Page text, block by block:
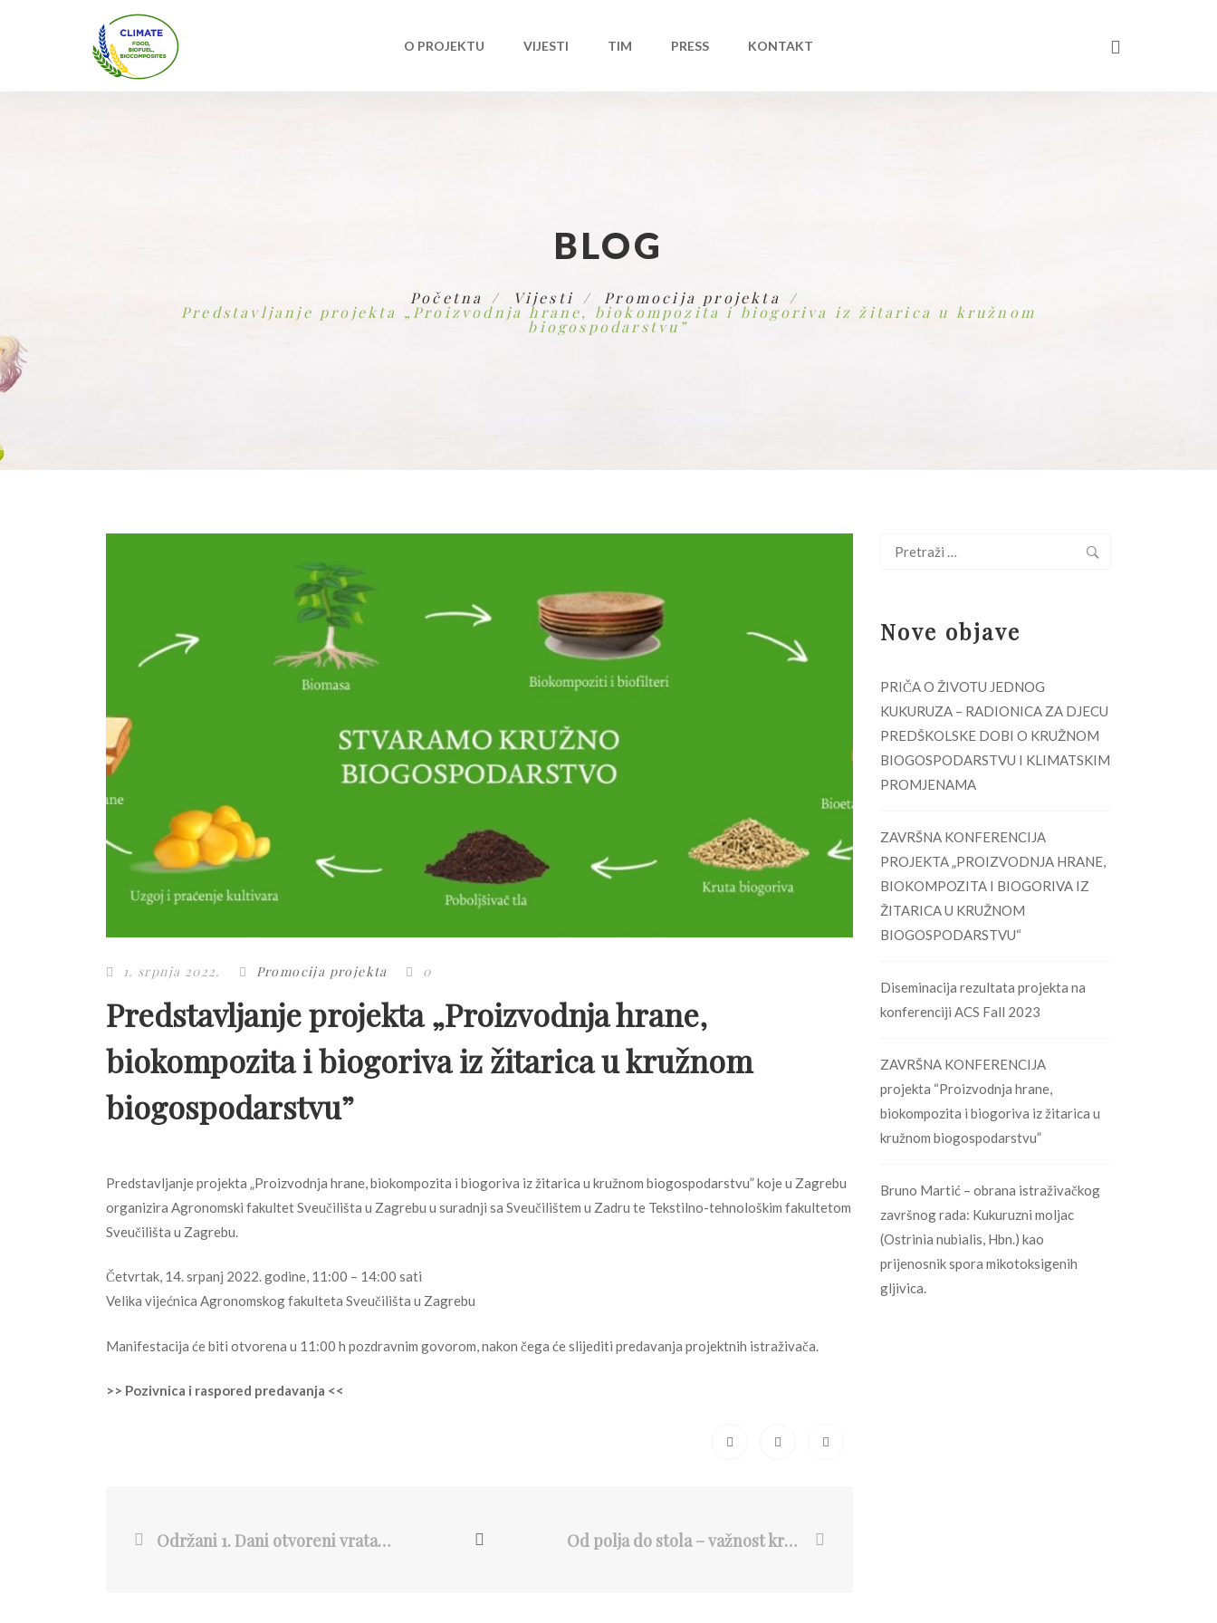
O PROJEKTU VIJESTI TIM PRESS KONTAKT
BLOG
Početna Vijesti Promocija projekta
Predstavljanje projekta „Proizvodnja hrane, biokompozita i biogoriva iz žitarica u kružnom
biogospodarstvu”
1. srpnja 2022. Promocija projekta 0
Predstavljanje projekta „Proizvodnja hrane,
biokompozita i biogoriva iz žitarica u kružnom
biogospodarstvu”
Predstavljanje projekta „Proizvodnja hrane, biokompozita i biogoriva iz žitarica u kružnom biogospodarstvu” koje u Zagrebu
organizira Agronomski fakultet Sveučilišta u Zagrebu u suradnji sa Sveučilištem u Zadru te Tekstilno-tehnološkim fakultetom
Sveučilišta u Zagrebu.
Četvrtak, 14. srpanj 2022. godine, 11:00 – 14:00 sati
Velika vijećnica Agronomskog fakulteta Sveučilišta u Zagrebu
Manifestacija će biti otvorena u 11:00 h pozdravnim govorom, nakon čega će slijediti predavanja projektnih istraživača.
>> Pozivnica i raspored predavanja <<
Održani 1. Dani otvoreni vrata EU projekata na Sveučilištu u Zagrebu Agronomskom fakultetu Od polja do stola – važnost kružnog biogospodarstva
Pretraži:
Nove objave
PRIČA O ŽIVOTU JEDNOG
KUKURUZA – RADIONICA ZA DJECU
PREDŠKOLSKE DOBI O KRUŽNOM
BIOGOSPODARSTVU I KLIMATSKIM
PROMJENAMA
ZAVRŠNA KONFERENCIJA
PROJEKTA „PROIZVODNJA HRANE,
BIOKOMPOZITA I BIOGORIVA IZ
ŽITARICA U KRUŽNOM
BIOGOSPODARSTVU“
Diseminacija rezultata projekta na
konferenciji ACS Fall 2023
ZAVRŠNA KONFERENCIJA
projekta “Proizvodnja hrane,
biokompozita i biogoriva iz žitarica u
kružnom biogospodarstvu”
Bruno Martić – obrana istraživačkog
završnog rada: Kukuruzni moljac
(Ostrinia nubialis, Hbn.) kao
prijenosnik spora mikotoksigenih
gljivica.